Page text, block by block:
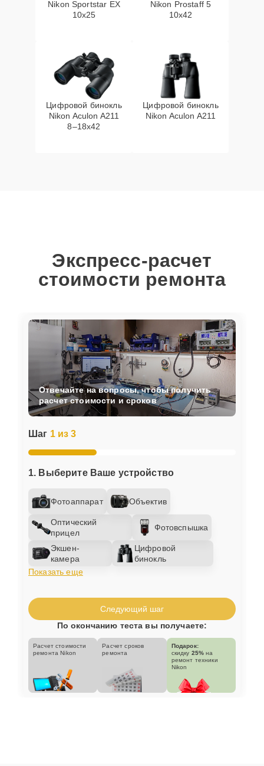
Nikon Sportstar EX
10x25
Nikon Prostaff 5
10x42
Цифровой бинокль
Nikon Aculon A211
8–18x42
Цифровой бинокль
Nikon Aculon A211
Экспресс-расчет
стоимости ремонта
Шаг 1 из 3
1. Выберите Ваше устройство
Фотоаппарат Объектив
Оптический
прицел
Фотовспышка
Экшен-
камера
Цифровой
бинокль
Показать еще
Отвечайте на вопросы, чтобы получить
расчет стоимости и сроков
Следующий шаг
По окончанию теста вы получаете:
Расчет стоимости
ремонта Nikon
Расчет сроков
ремонта
Подарок:
скидку 25% на
ремонт техники
Nikon